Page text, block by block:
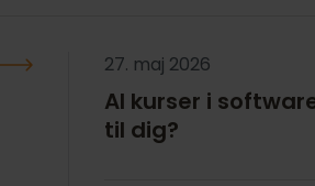
27. maj 2026
AI kurser i
til dig?